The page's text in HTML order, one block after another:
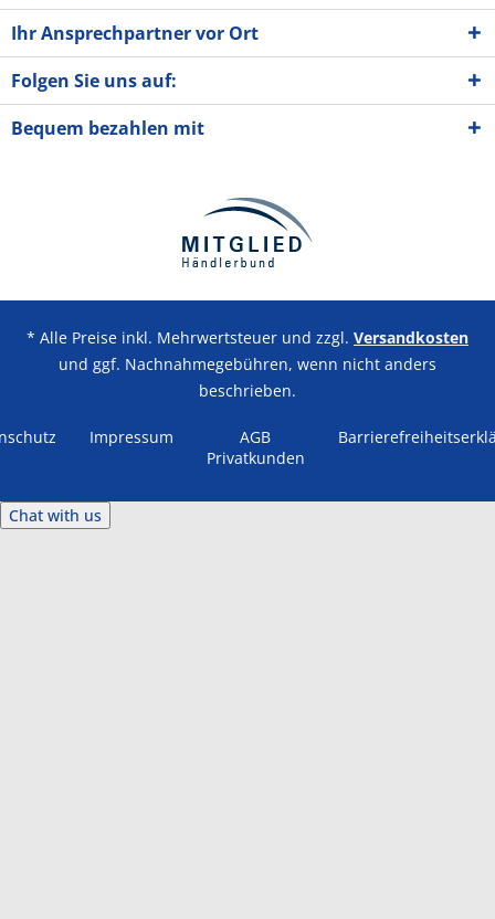
Ihr Ansprechpartner vor Ort
Folgen Sie uns auf:
Bequem bezahlen mit
* Alle Preise inkl. Mehrwertsteuer und zzgl. Versandkosten
und ggf. Nachnahmegebühren, wenn nicht anders
beschrieben.
Impressum
AGB
Privatkunden
Chat with us